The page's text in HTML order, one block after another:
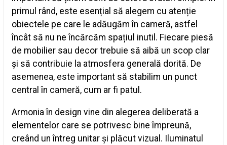
primul rând, este esențial să alegem cu atenție
obiectele pe care le adăugăm în cameră, astfel
încât să nu ne încărcăm spațiul inutil. Fiecare piesă
de mobilier sau decor trebuie să aibă un scop clar
și să contribuie la atmosfera generală dorită. De
asemenea, este important să stabilim un punct
central în cameră, cum ar fi patul.
Armonia în design vine din alegerea deliberată a
elementelor care se potrivesc bine împreună,
creând un întreg unitar și plăcut vizual. Iluminatul